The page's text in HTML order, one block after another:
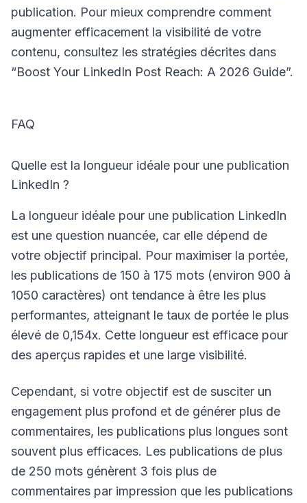
publication. Pour mieux comprendre comment
augmenter efficacement la visibilité de votre
contenu, consultez les stratégies décrites dans
“Boost Your LinkedIn Post Reach: A 2026 Guide”.
FAQ
Quelle est la longueur idéale pour une publication
LinkedIn ?
La longueur idéale pour une publication LinkedIn
est une question nuancée, car elle dépend de
votre objectif principal. Pour maximiser la portée,
les publications de 150 à 175 mots (environ 900 à
1050 caractères) ont tendance à être les plus
performantes, atteignant le taux de portée le plus
élevé de 0,154x. Cette longueur est efficace pour
des aperçus rapides et une large visibilité.
Cependant, si votre objectif est de susciter un
engagement plus profond et de générer plus de
commentaires, les publications plus longues sont
souvent plus efficaces. Les publications de plus
de 250 mots génèrent 3 fois plus de
commentaires par impression que les publications